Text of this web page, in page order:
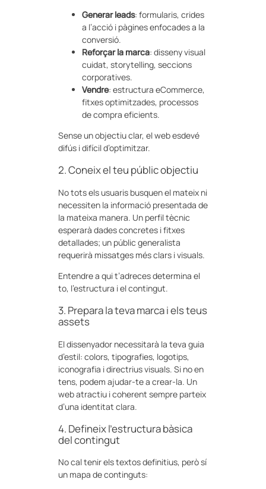
Generar leads: formularis, crides
a l’acció i pàgines enfocades a la
conversió.
Reforçar la marca: disseny visual
cuidat, storytelling, seccions
corporatives.
Vendre: estructura eCommerce,
fitxes optimitzades, processos
de compra eficients.
Sense un objectiu clar, el web esdevé
difús i difícil d’optimitzar.
2. Coneix el teu públic objectiu
No tots els usuaris busquen el mateix ni
necessiten la informació presentada de
la mateixa manera. Un perfil tècnic
esperarà dades concretes i fitxes
detallades; un públic generalista
requerirà missatges més clars i visuals.
Entendre a qui t’adreces determina el
to, l’estructura i el contingut.
3. Prepara la teva marca i els teus
assets
El dissenyador necessitarà la teva guia
d’estil: colors, tipografies, logotips,
iconografia i directrius visuals. Si no en
tens, podem ajudar-te a crear-la. Un
web atractiu i coherent sempre parteix
d’una identitat clara.
4. Defineix l’estructura bàsica
del contingut
No cal tenir els textos definitius, però sí
un mapa de continguts: